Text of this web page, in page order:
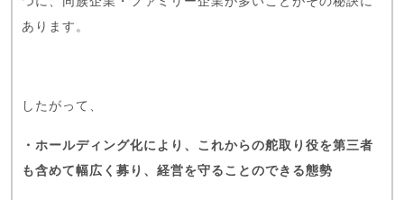
あります。
したがって、
・ホールディング化により、これからの舵取り役を第三者
も含めて幅広く募り、経営を守ることのできる態勢